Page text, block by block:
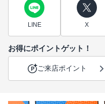
LINE X
お得にポイントゲット！
ご来店ポイント